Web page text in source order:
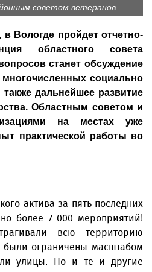
советом ветеранов
в Вологде пройдет отчетно-
областного совета
станет обсуждение
многочисленных социально
дальнейшее развитие
Областным советом и
на местах уже
практической работы во
актива за пять последних
более 7 000 мероприятий!
всю территорию
были ограничены масштабом
улицы. Но и те и другие